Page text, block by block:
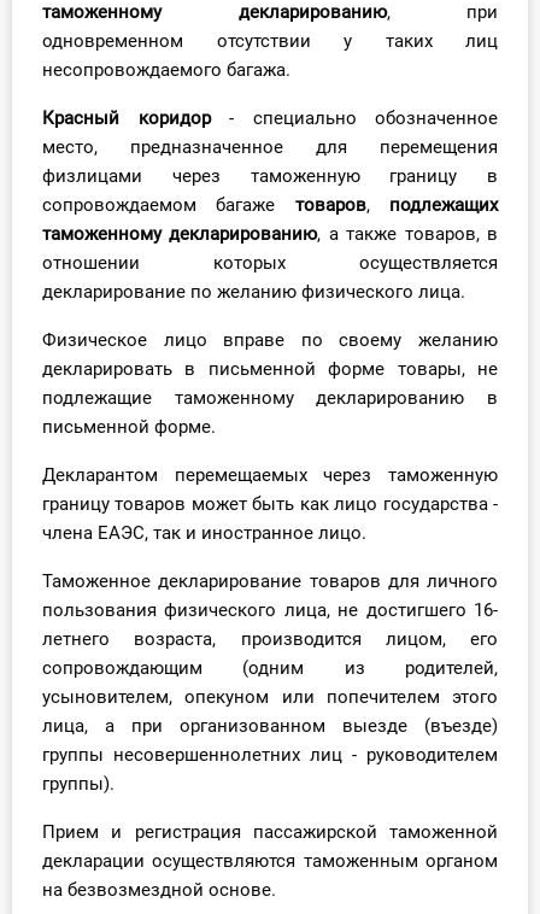
Тарифы
Тестирование для
бухгалтера
таможенному декларированию, при
одновременном отсутствии у таких лиц
несопровождаемого багажа.
Красный коридор- специально обозначенное
место, предназначенное для перемещения
физлицами через таможенную границу в
сопровождаемом багаже товаров, подлежащих
таможенному декларированию, а также товаров, в
отношении которых осуществляется
декларирование по желанию физического лица.
Физическое лицо вправе по своему желанию
декларировать в письменной форме товары, не
подлежащие таможенному декларированию в
письменной форме.
Декларантом перемещаемых через таможенную
границу товаров может быть как лицо государства -
члена ЕАЭС, так и иностранное лицо.
Таможенное декларирование товаров для личного
пользования физического лица, не достигшего 16-
летнего возраста, производится лицом, его
сопровождающим (одним из родителей,
усыновителем, опекуном или попечителем этого
лица, а при организованном выезде (въезде)
группы несовершеннолетних лиц - руководителем
группы).
Прием и регистрация пассажирской таможенной
декларации осуществляются таможенным органом
на безвозмездной основе.